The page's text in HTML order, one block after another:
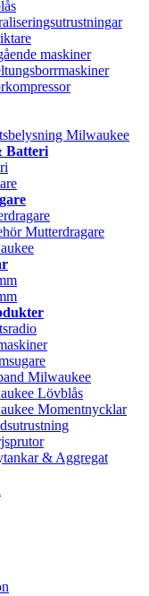
maskiner
Milwaukee
Batteri
Mutterdragare
Milwaukee
Lövblås
Momentnycklar
& Aggregat